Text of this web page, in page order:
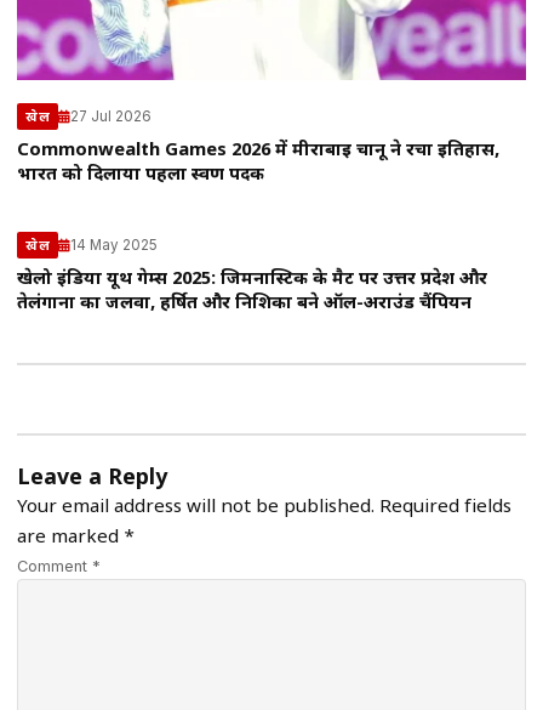
खेल 27 Jul 2026
Commonwealth Games 2026 में मीराबाई चानू ने रचा इतिहास,
भारत को दिलाया पहला स्वर्ण पदक
खेल 14 May 2025
खेलो इंडिया यूथ गेम्स 2025: जिमनास्टिक के मैट पर उत्तर प्रदेश और
तेलंगाना का जलवा, हर्षित और निशिका बने ऑल-अराउंड चैंपियन
Leave a Reply
Your email address will not be published. Required fields
are marked *
Comment *